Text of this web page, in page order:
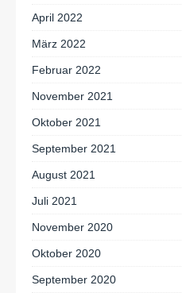
April 2022
März 2022
Februar 2022
November 2021
Oktober 2021
September 2021
August 2021
Juli 2021
November 2020
Oktober 2020
September 2020